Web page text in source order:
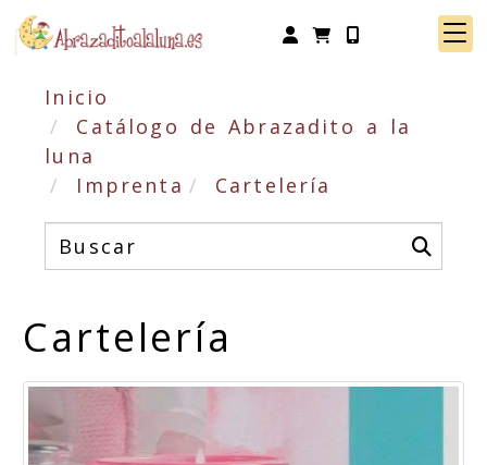
Identifícate
Inicio
Catálogo de Abrazadito a la
luna
Imprenta
Cartelería
Cartelería